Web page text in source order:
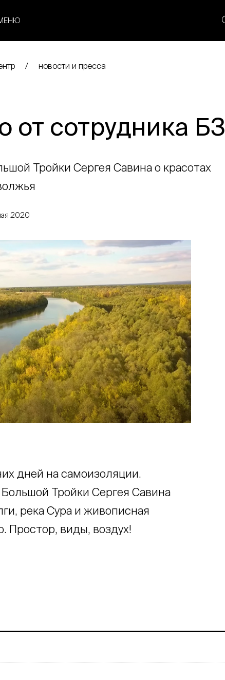
новости и пресса
от сотрудника Б3
Тройки Сергея Савина о красотах
2020
дней на самоизоляции.
Тройки Сергея Савина
река Сура и живописная
Простор, виды, воздух!